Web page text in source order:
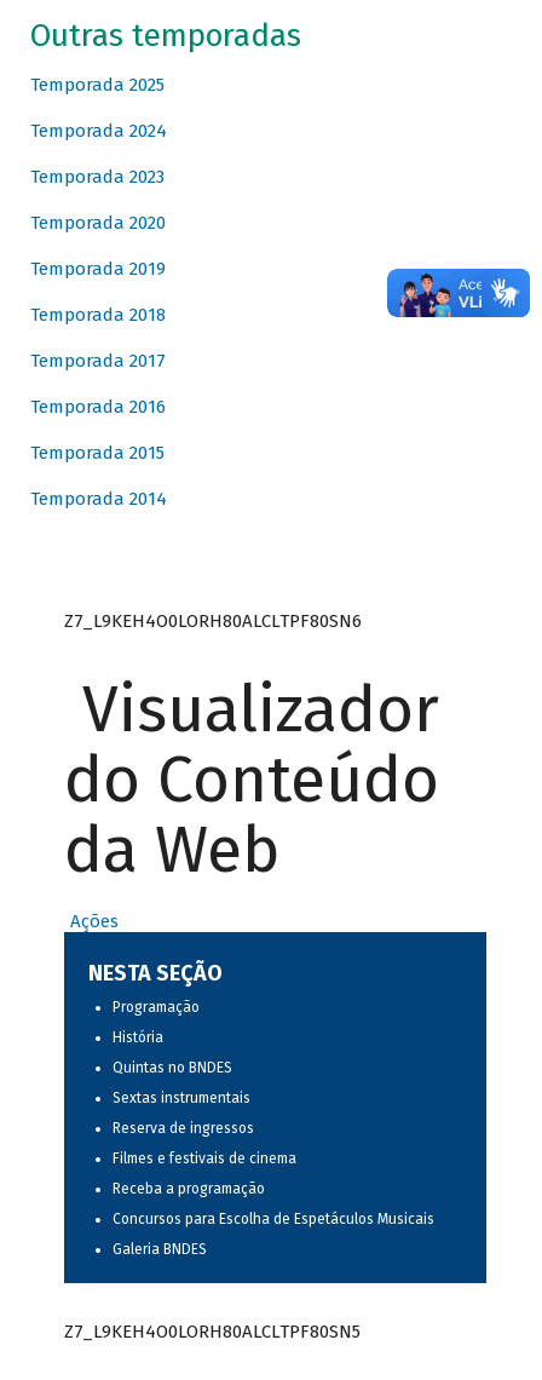
Outras temporadas
Temporada 2025
Temporada 2024
Temporada 2023
Temporada 2020
Temporada 2019
Temporada 2018
Temporada 2017
Temporada 2016
Temporada 2015
Temporada 2014
Z7_L9KEH4O0LORH80ALCLTPF80SN6
Visualizador
do Conteúdo
da Web
Ações
NESTA SEÇÃO
Programação
História
Quintas no BNDES
Sextas instrumentais
Reserva de ingressos
Filmes e festivais de cinema
Receba a programação
Concursos para Escolha de Espetáculos Musicais
Galeria BNDES
Z7_L9KEH4O0LORH80ALCLTPF80SN5